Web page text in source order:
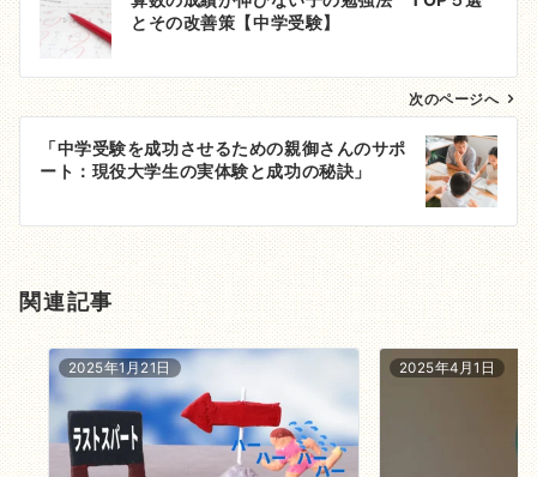
稿
ナ
ビ
ゲ
ー
シ
ョ
ン
とその改善策【中学受験】
次のページへ
「中学受験を成功させるための親御さんのサポ
ート：現役大学生の実体験と成功の秘訣」
関連記事
2025年1月21日 2025年4月1日